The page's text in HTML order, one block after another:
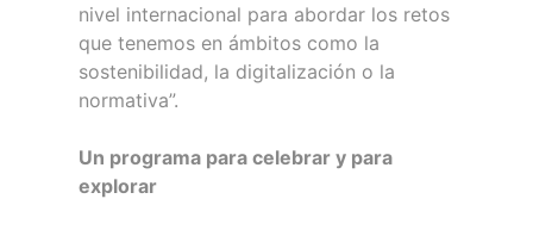
nivel internacional para abordar los retos
que tenemos en ámbitos como la
sostenibilidad, la digitalización o la
normativa”.
Un programa para celebrar y para
explorar